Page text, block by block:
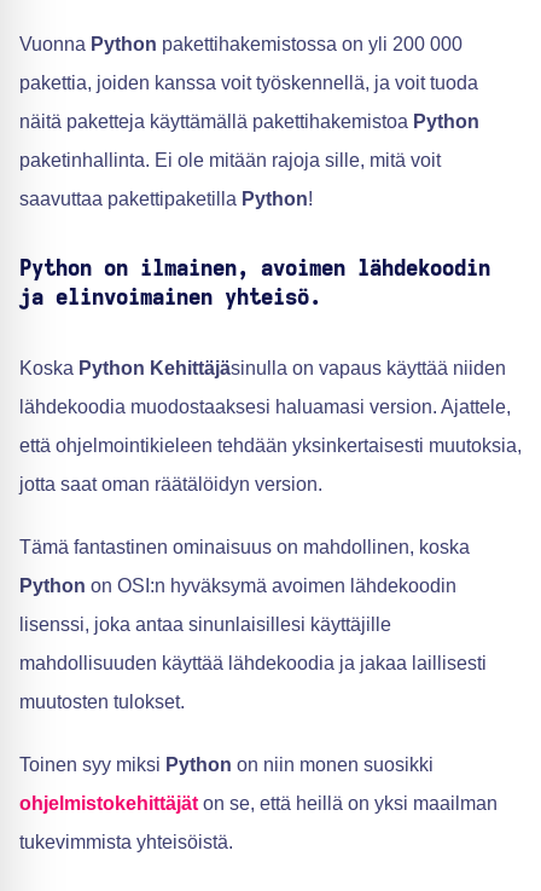
Vuonna Python pakettihakemistossa on yli 200 000
pakettia, joiden kanssa voit työskennellä, ja voit tuoda
näitä paketteja käyttämällä pakettihakemistoa Python
paketinhallinta. Ei ole mitään rajoja sille, mitä voit
saavuttaa pakettipaketilla Python!
Python on ilmainen, avoimen lähdekoodin
ja elinvoimainen yhteisö.
Koska Python Kehittäjäsinulla on vapaus käyttää niiden
lähdekoodia muodostaaksesi haluamasi version. Ajattele,
että ohjelmointikieleen tehdään yksinkertaisesti muutoksia,
jotta saat oman räätälöidyn version.
Tämä fantastinen ominaisuus on mahdollinen, koska
Python on OSI:n hyväksymä avoimen lähdekoodin
lisenssi, joka antaa sinunlaisillesi käyttäjille
mahdollisuuden käyttää lähdekoodia ja jakaa laillisesti
muutosten tulokset.
Toinen syy miksi Python on niin monen suosikki
ohjelmistokehittäjät on se, että heillä on yksi maailman
tukevimmista yhteisöistä.